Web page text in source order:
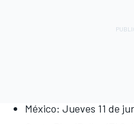
México: Jueves 11 de